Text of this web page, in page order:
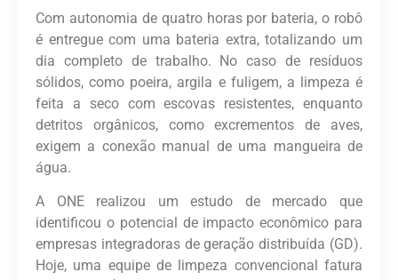
Com autonomia de quatro horas por bateria, o robô
é entregue com uma bateria extra, totalizando um
dia completo de trabalho. No caso de resíduos
sólidos, como poeira, argila e fuligem, a limpeza é
feita a seco com escovas resistentes, enquanto
detritos orgânicos, como excrementos de aves,
exigem a conexão manual de uma mangueira de
água.
A ONE realizou um estudo de mercado que
identificou o potencial de impacto econômico para
empresas integradoras de geração distribuída (GD).
Hoje, uma equipe de limpeza convencional fatura